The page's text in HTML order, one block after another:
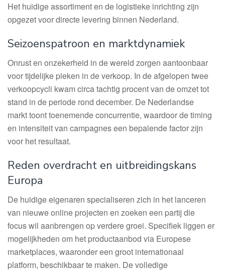
Het huidige assortiment en de logistieke inrichting zijn
opgezet voor directe levering binnen Nederland.
Seizoenspatroon en marktdynamiek
Onrust en onzekerheid in de wereld zorgen aantoonbaar
voor tijdelijke pieken in de verkoop. In de afgelopen twee
verkoopcycli kwam circa tachtig procent van de omzet tot
stand in de periode rond december. De Nederlandse
markt toont toenemende concurrentie, waardoor de timing
en intensiteit van campagnes een bepalende factor zijn
voor het resultaat.
Reden overdracht en uitbreidingskans
Europa
De huidige eigenaren specialiseren zich in het lanceren
van nieuwe online projecten en zoeken een partij die
focus wil aanbrengen op verdere groei. Specifiek liggen er
mogelijkheden om het productaanbod via Europese
marketplaces, waaronder een groot internationaal
platform, beschikbaar te maken. De volledige